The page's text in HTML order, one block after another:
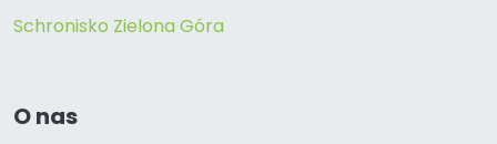
Schronisko Zielona Góra
O nas